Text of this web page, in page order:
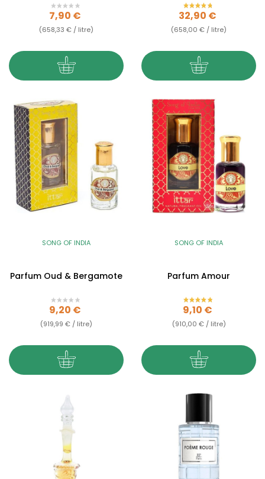
Prix
7,90 €
(658,33 € / litre)
Privée
Prix
32,90 €
(658,00 € / litre)
SONG OF INDIA
Parfum Oud & Bergamote
Prix
9,20 €
(919,99 € / litre)
SONG OF INDIA
Parfum Amour
Prix
9,10 €
(910,00 € / litre)